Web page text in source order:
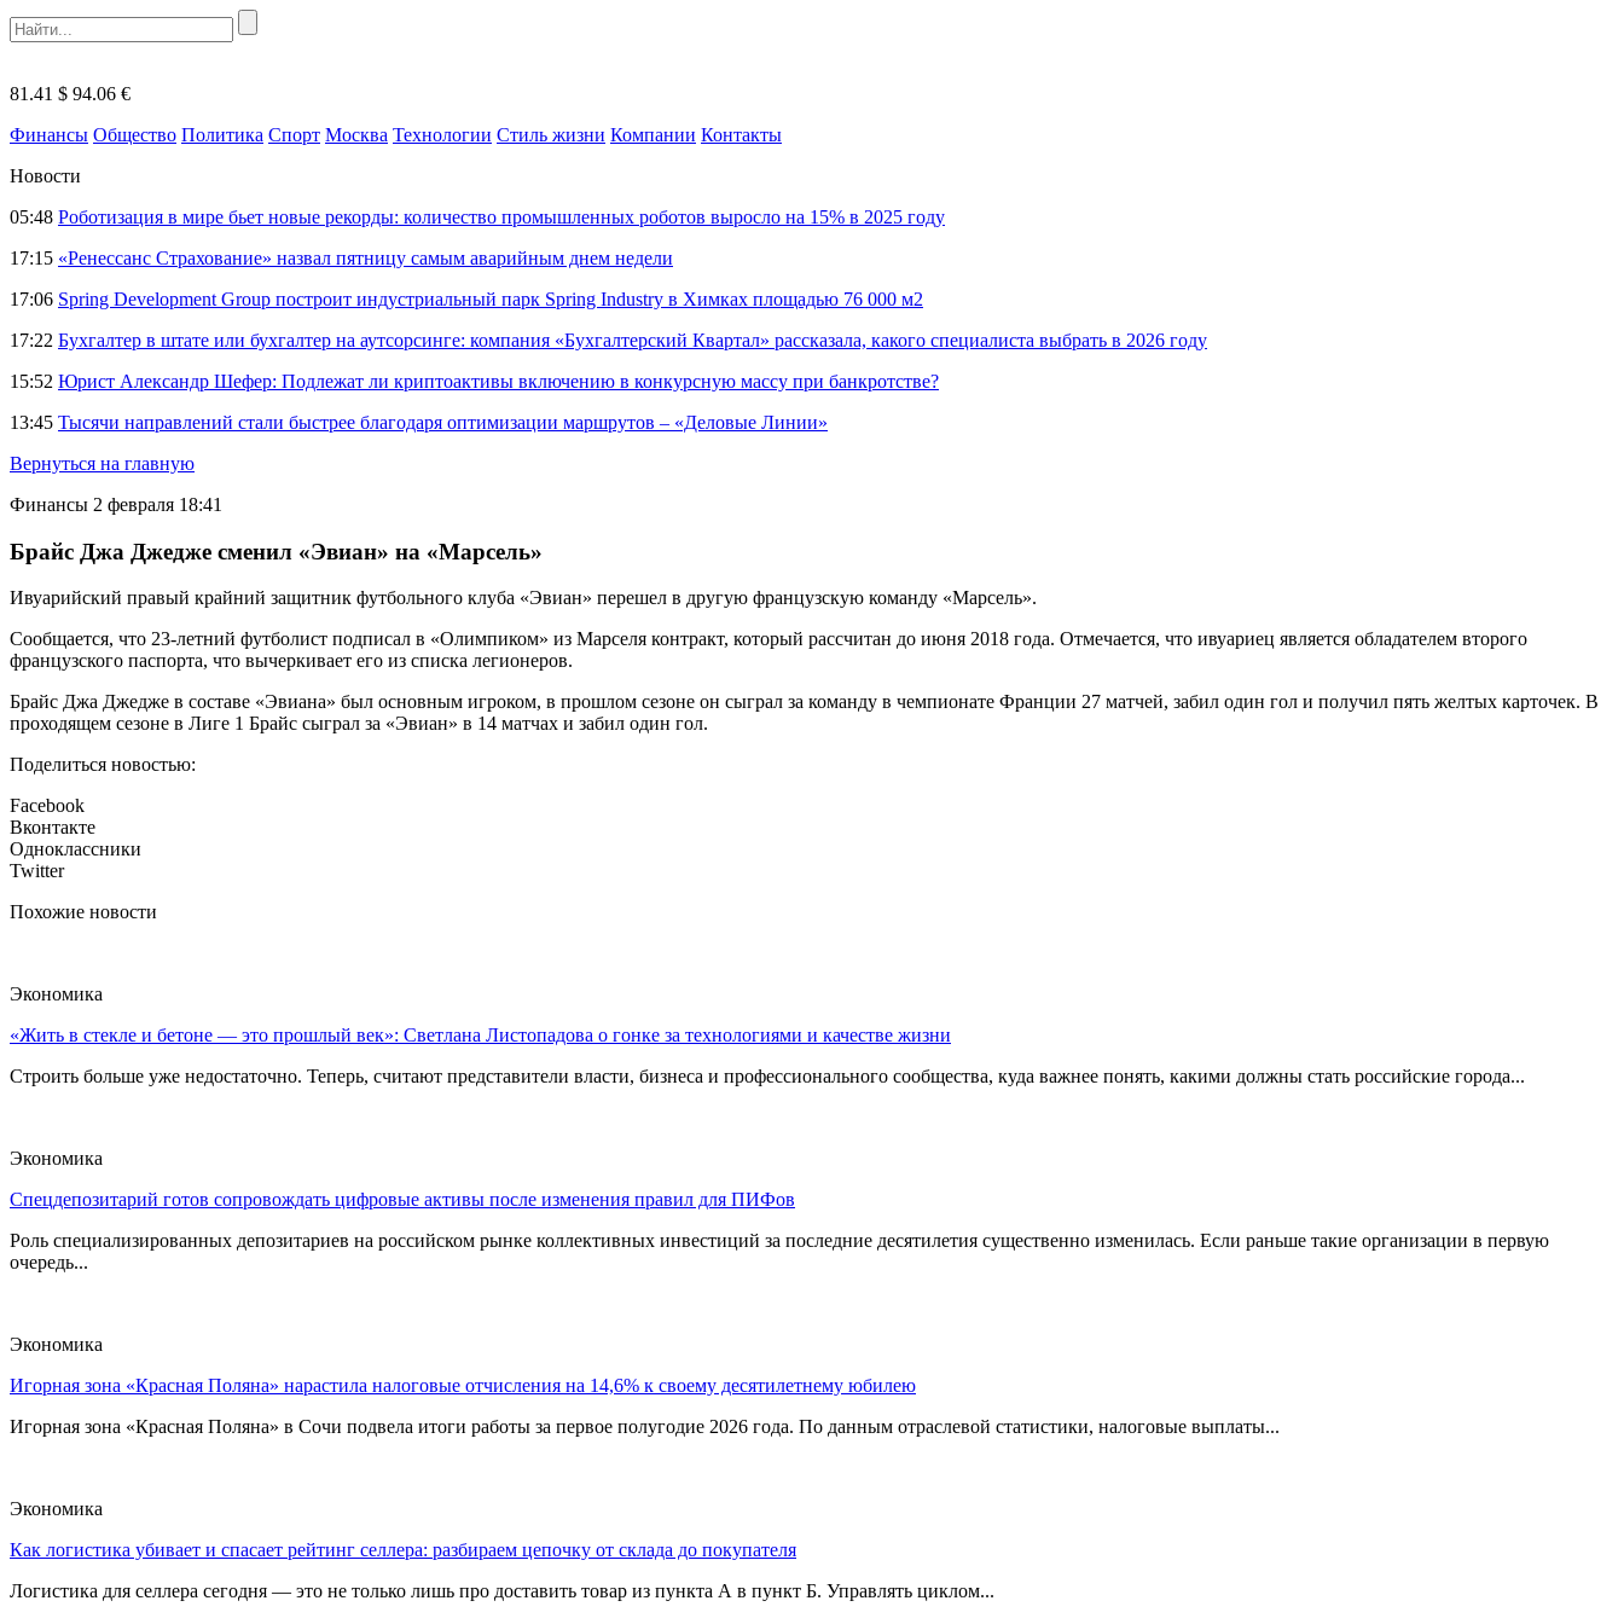
81.41 $ 94.06 €
Финансы Общество Политика Спорт Москва Технологии Стиль жизни Компании Контакты
Новости
05:48 Роботизация в мире бьет новые рекорды: количество промышленных роботов выросло на 15% в 2025 году
17:15 «Ренессанс Страхование» назвал пятницу самым аварийным днем недели
17:06 Spring Development Group построит индустриальный парк Spring Industry в Химках площадью 76 000 м2
17:22 Бухгалтер в штате или бухгалтер на аутсорсинге: компания «Бухгалтерский Квартал» рассказала, какого специалиста выбрать в 2026 году
15:52 Юрист Александр Шефер: Подлежат ли криптоактивы включению в конкурсную массу при банкротстве?
13:45 Тысячи направлений стали быстрее благодаря оптимизации маршрутов – «Деловые Линии»
Вернуться на главную
Финансы 2 февраля 18:41
Брайс Джа Джедже сменил «Эвиан» на «Марсель»
Ивуарийский правый крайний защитник футбольного клуба «Эвиан» перешел в другую французскую команду «Марсель».
Сообщается, что 23-летний футболист подписал в «Олимпиком» из Марселя контракт, который рассчитан до июня 2018 года. Отмечается, что ивуариец является обладателем второго
французского паспорта, что вычеркивает его из списка легионеров.
Брайс Джа Джедже в составе «Эвиана» был основным игроком, в прошлом сезоне он сыграл за команду в чемпионате Франции 27 матчей, забил один гол и получил пять желтых карточек. В
проходящем сезоне в Лиге 1 Брайс сыграл за «Эвиан» в 14 матчах и забил один гол.
Поделиться новостью:
Facebook
Вконтакте
Одноклассники
Twitter
Похожие новости
Экономика
«Жить в стекле и бетоне — это прошлый век»: Светлана Листопадова о гонке за технологиями и качестве жизни
Строить больше уже недостаточно. Теперь, считают представители власти, бизнеса и профессионального сообщества, куда важнее понять, какими должны стать российские города...
Экономика
Спецдепозитарий готов сопровождать цифровые активы после изменения правил для ПИФов
Роль специализированных депозитариев на российском рынке коллективных инвестиций за последние десятилетия существенно изменилась. Если раньше такие организации в первую
очередь...
Экономика
Игорная зона «Красная Поляна» нарастила налоговые отчисления на 14,6% к своему десятилетнему юбилею
Игорная зона «Красная Поляна» в Сочи подвела итоги работы за первое полугодие 2026 года. По данным отраслевой статистики, налоговые выплаты...
Экономика
Как логистика убивает и спасает рейтинг селлера: разбираем цепочку от склада до покупателя
Логистика для селлера сегодня — это не только лишь про доставить товар из пункта А в пункт Б. Управлять циклом...